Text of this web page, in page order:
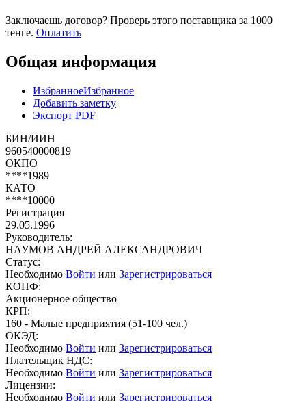
Заключаешь договор? Проверь этого поставщика за 1000
тенге. Оплатить
Общая информация
ИзбранноеИзбранное
Добавить заметку
Экспорт PDF
БИН/ИИН
960540000819
ОКПО
****1989
КАТО
****10000
Регистрация
29.05.1996
Руководитель:
НАУМОВ АНДРЕЙ АЛЕКСАНДРОВИЧ
Статус:
Необходимо Войти или Зарегистрироваться
КОПФ:
Акционерное общество
КРП:
160 - Малые предприятия (51-100 чел.)
ОКЭД:
Необходимо Войти или Зарегистрироваться
Плательщик НДС:
Необходимо Войти или Зарегистрироваться
Лицензии:
Необходимо Войти или Зарегистрироваться